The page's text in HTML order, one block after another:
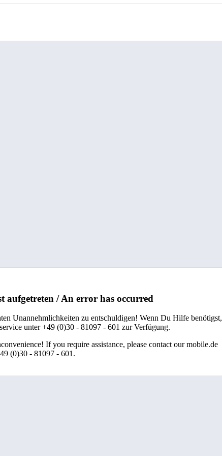
aufgetreten / An error has occurred
Unannehmlichkeiten zu entschuldigen! Wenn Du Hilfe benötigst,
unter +49 (0)30 - 81097 - 601 zur Verfügung.
If you require assistance, please contact our mobile.de
(0)30 - 81097 - 601.